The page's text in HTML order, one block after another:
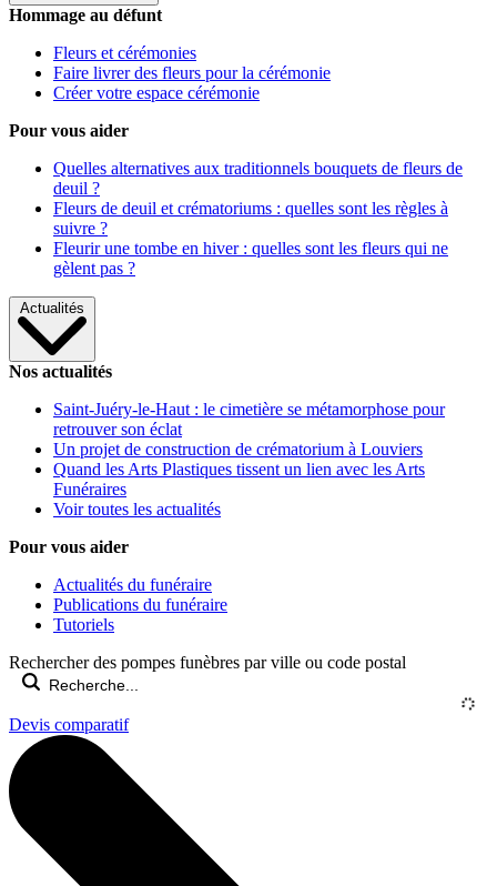
Hommage au défunt
Fleurs et cérémonies
Faire livrer des fleurs pour la cérémonie
Créer votre espace cérémonie
Pour vous aider
Quelles alternatives aux traditionnels bouquets de fleurs de
deuil ?
Fleurs de deuil et crématoriums : quelles sont les règles à
suivre ?
Fleurir une tombe en hiver : quelles sont les fleurs qui ne
gèlent pas ?
Actualités
Nos actualités
Saint-Juéry-le-Haut : le cimetière se métamorphose pour
retrouver son éclat
Un projet de construction de crématorium à Louviers
Quand les Arts Plastiques tissent un lien avec les Arts
Funéraires
Voir toutes les actualités
Pour vous aider
Actualités du funéraire
Publications du funéraire
Tutoriels
Rechercher des pompes funèbres par ville ou code postal
Devis comparatif